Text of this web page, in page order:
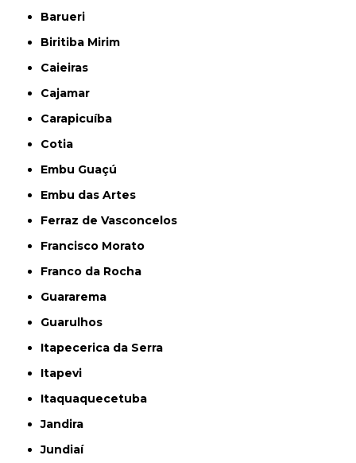
Barueri
Biritiba Mirim
Caieiras
Cajamar
Carapicuíba
Cotia
Embu Guaçú
Embu das Artes
Ferraz de Vasconcelos
Francisco Morato
Franco da Rocha
Guararema
Guarulhos
Itapecerica da Serra
Itapevi
Itaquaquecetuba
Jandira
Jundiaí